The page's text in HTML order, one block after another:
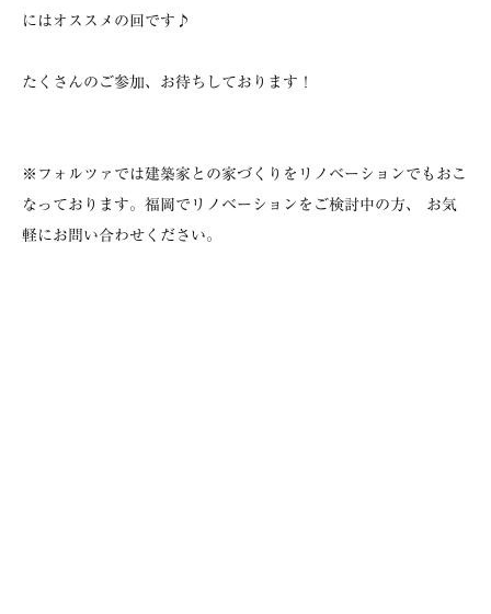
にはオススメの回です♪
たくさんのご参加、お待ちしております！
※フォルツァでは建築家との家づくりをリノベーションでもおこ
なっております。福岡でリノベーションをご検討中の方、 お気
軽にお問い合わせください。